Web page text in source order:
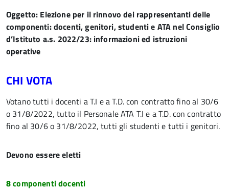
Oggetto: Elezione per il rinnovo dei rappresentanti delle
componenti: docenti, genitori, studenti e ATA nel Consiglio
d’Istituto a.s. 2022/23: informazioni ed istruzioni
operative
CHI VOTA
Votano tutti i docenti a T.I e a T.D. con contratto fino al 30/6
o 31/8/2022, tutto il Personale ATA T.I e a T.D. con contratto
fino al 30/6 o 31/8/2022, tutti gli studenti e tutti i genitori.
Devono essere eletti
8 componenti docenti